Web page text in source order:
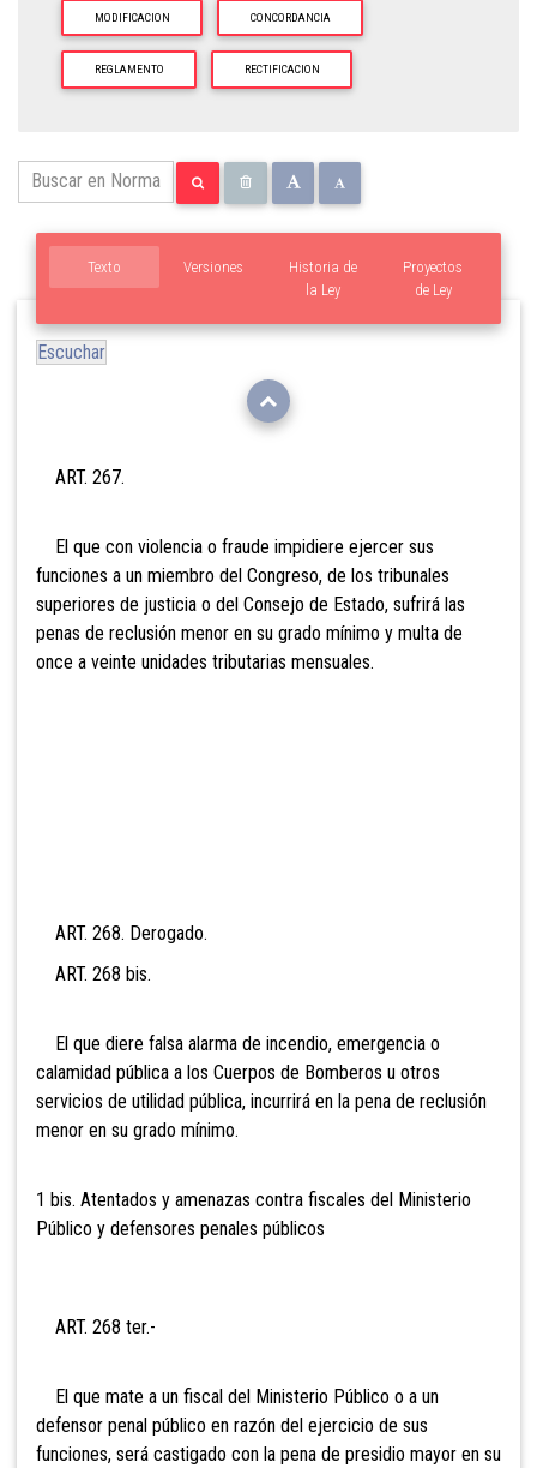
MODIFICACION CONCORDANCIA
REGLAMENTO RECTIFICACION
Texto Versiones
Proyectos
de Ley
Historia de
la Ley
Escuchar
ART. 267.
El que con violencia o fraude impidiere ejercer sus
funciones a un miembro del Congreso, de los tribunales
superiores de justicia o del Consejo de Estado, sufrirá las
penas de reclusión menor en su grado mínimo y multa de
once a veinte unidades tributarias mensuales.
ART. 268. Derogado.
ART. 268 bis.
El que diere falsa alarma de incendio, emergencia o
calamidad pública a los Cuerpos de Bomberos u otros
servicios de utilidad pública, incurrirá en la pena de reclusión
menor en su grado mínimo.
1 bis. Atentados y amenazas contra fiscales del Ministerio
Público y defensores penales públicos
ART. 268 ter.-
El que mate a un fiscal del Ministerio Público o a un
defensor penal público en razón del ejercicio de sus
funciones, será castigado con la pena de presidio mayor en su